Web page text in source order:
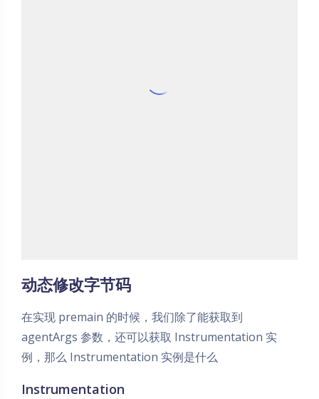
动态修改字节码
在实现 premain 的时候，我们除了能获取到
agentArgs 参数，还可以获取 Instrumentation 实
例，那么 Instrumentation 实例是什么
Instrumentation